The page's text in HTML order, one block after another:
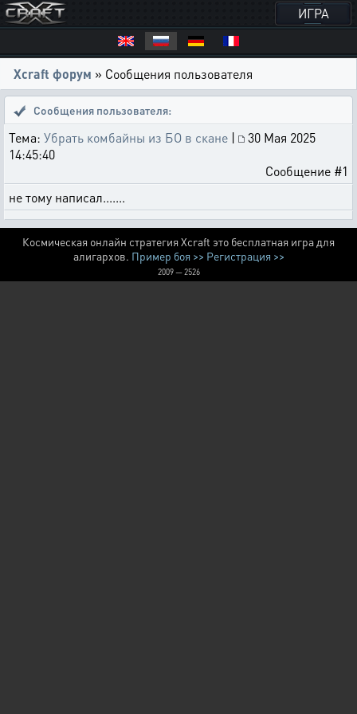
ИГРА
Xcraft форум » Сообщения пользователя
Сообщения пользователя:
Тема: Убрать комбайны из БО в скане |
30 Мая 2025
14:45:40
Сообщение #1
не тому написал.......
Космическая онлайн стратегия Xcraft это бесплатная игра для
алигархов. Пример боя >> Регистрация >>
2009 — 2526